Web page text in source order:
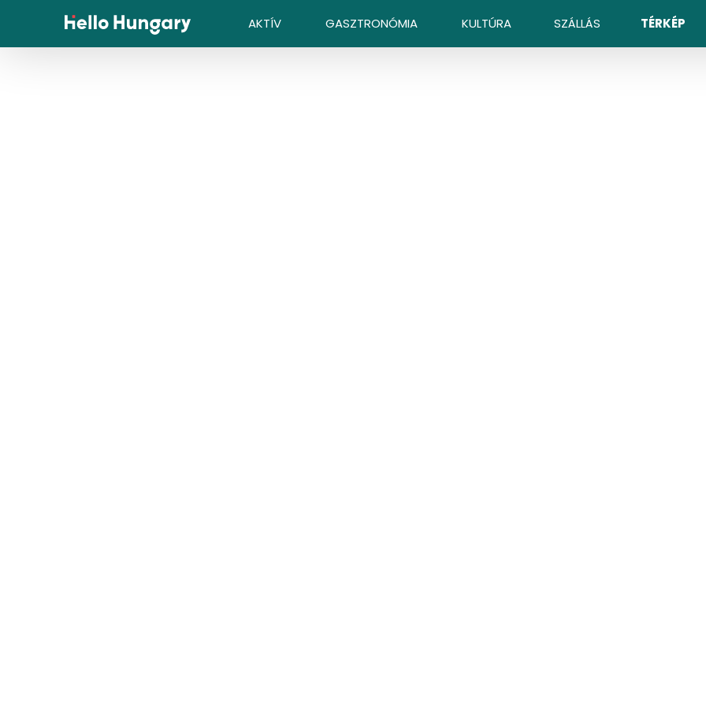
Ugrás a tartalomhoz AKTÍV GASZTRONÓMIA KULTÚRA SZÁLLÁS TÉRKÉP